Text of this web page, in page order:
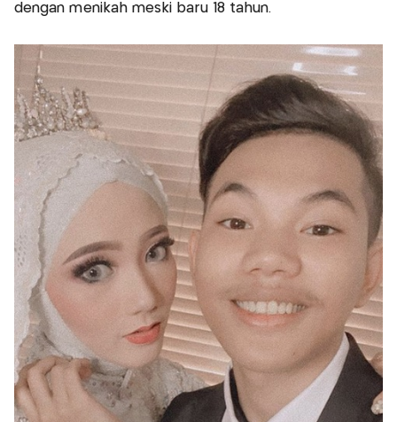
dengan menikah meski baru 18 tahun.